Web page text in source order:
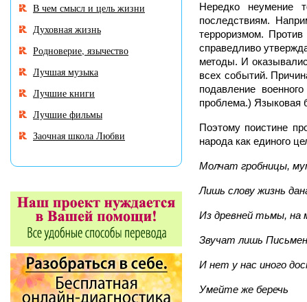
Нередко неумение
последствиям.
терроризмом.
справедливо
методы. И
всех событий.
подавление
проблема.) Языковая
Поэтому поистине
народа как единого
Молчат гробницы,
Лишь слову жизнь
Из древней тьмы, на
Звучат лишь
И нет у нас иного
Умейте же беречь
В чем смысл и цель жизни
Духовная жизнь
Родноверие, язычество
Лучшая музыка
Лучшие книги
Лучшие фильмы
Заочная школа Любви